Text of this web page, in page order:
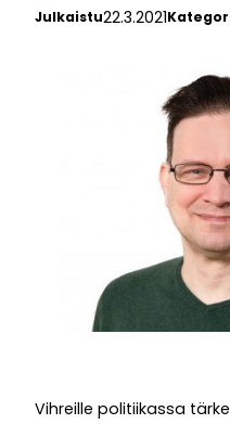
Julkaistu22.3.2021
Vihreille politiikassa